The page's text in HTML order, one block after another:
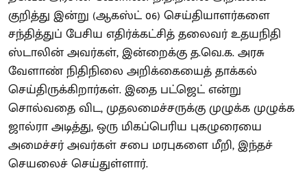
குறித்து இன்று (ஆகஸ்ட் 06) செய்தியாளர்களை
சந்தித்துப் பேசிய எதிர்க்கட்சித் தலைவர் உதயநிதி
ஸ்டாலின் அவர்கள், இன்றைக்கு த.வெ.க. அரசு
வேளாண் நிதிநிலை அறிக்கையைத் தாக்கல்
செய்திருக்கிறார்கள். இதை பட்ஜெட் என்று
சொல்வதை விட, முதலமைச்சருக்கு முழுக்க முழுக்க
ஜால்ரா அடித்து, ஒரு மிகப்பெரிய புகழுரையை
அமைச்சர் அவர்கள் சபை மரபுகளை மீறி, இந்தச்
செயலைச் செய்துள்ளார்.